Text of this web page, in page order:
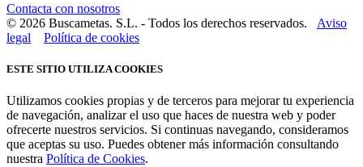
Contacta con nosotros
© 2026 Buscametas. S.L. - Todos los derechos reservados. Aviso
legal
Política de cookies
ESTE SITIO UTILIZA COOKIES
Utilizamos cookies propias y de terceros para mejorar tu experiencia
de navegación, analizar el uso que haces de nuestra web y poder
ofrecerte nuestros servicios. Si continuas navegando, consideramos
que aceptas su uso. Puedes obtener más información consultando
nuestra Política de Cookies.